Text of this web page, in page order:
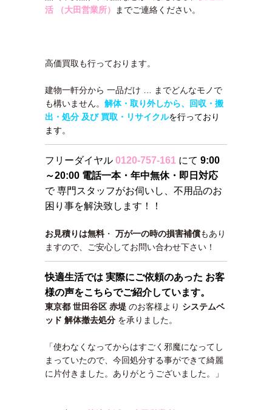
活 （大田営業所）
までご連絡ください。
高価買取も行っております。
建物一軒分から 一品だけ … までどんなモノで
も構いません。 解体・取り外しから、回収・搬
出・処分 及び 買取・リサイクルを行っており
ます。
フリーダイヤル 0120-757-161 にて 9:00
～20:00 電話一本・年中無休・即日対応
で 専門スタッフがお伺いし、不用品のお
困り事を解決致します！！
お見積りは無料・ 万が一の時の損害補償もあり
ますので、ご安心してお問い合わせ下さい！
快適生活では 実際にご依頼のあった お客
様の声をこちらでご紹介しています。
東京都 世田谷区 赤堤 のお客様より システムベ
ッド 解体撤去処分 を承りました。
「使わなくなってからはすごく邪魔になってし
まっていたので、今回処分する事ができて綺麗
に片付きました。ありがとうございました。」